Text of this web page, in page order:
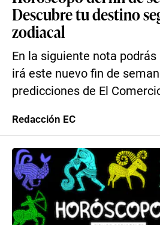
Descubre tu destino
zodiacal
En la siguiente nota
irá este nuevo fin de
predicciones de El
Redacción EC